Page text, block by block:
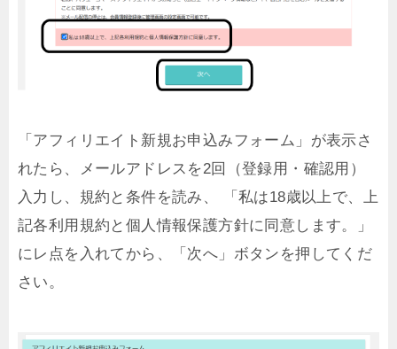
「アフィリエイト新規お申込みフォーム」が表示さ
れたら、メールアドレスを2回（登録用・確認用）
入力し、規約と条件を読み、 「私は18歳以上で、上
記各利用規約と個人情報保護方針に同意します。」
にレ点を入れてから、「次へ」ボタンを押してくだ
さい。